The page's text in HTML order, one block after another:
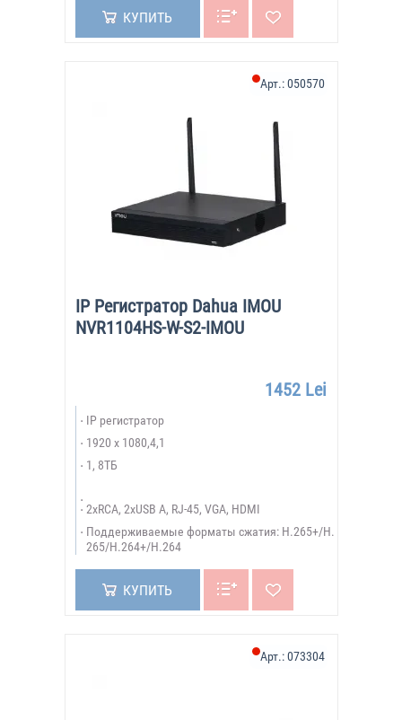
КУПИТЬ
IP Регистратор Dahua IMOU
NVR1104HS-W-S2-IMOU
Арт.:050570
1452 Lei
IP регистратор
1920 х 1080,4,1
1, 8ТБ
2xRCA, 2xUSB A, RJ-45, VGA, HDMI
Поддерживаемые форматы сжатия: H.265+/Н.
265/Н.264+/H.264
КУПИТЬ
Арт.:073304